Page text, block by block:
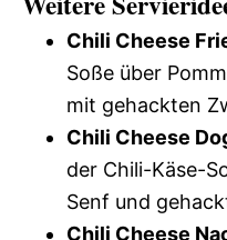
Chili Cheese
Soße über
mit gehackten
Chili Cheese
der Chili-Käse-
Senf und
Chili Cheese